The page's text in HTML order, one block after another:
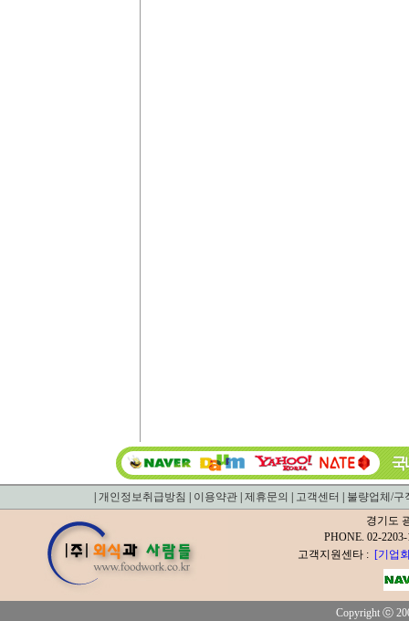
개인정보취급방침 이용약관 제휴문의 고객센터
불량업체/구
경기도
PHONE. 02-
고객지원센타 : [기업
Copyright ⓒ